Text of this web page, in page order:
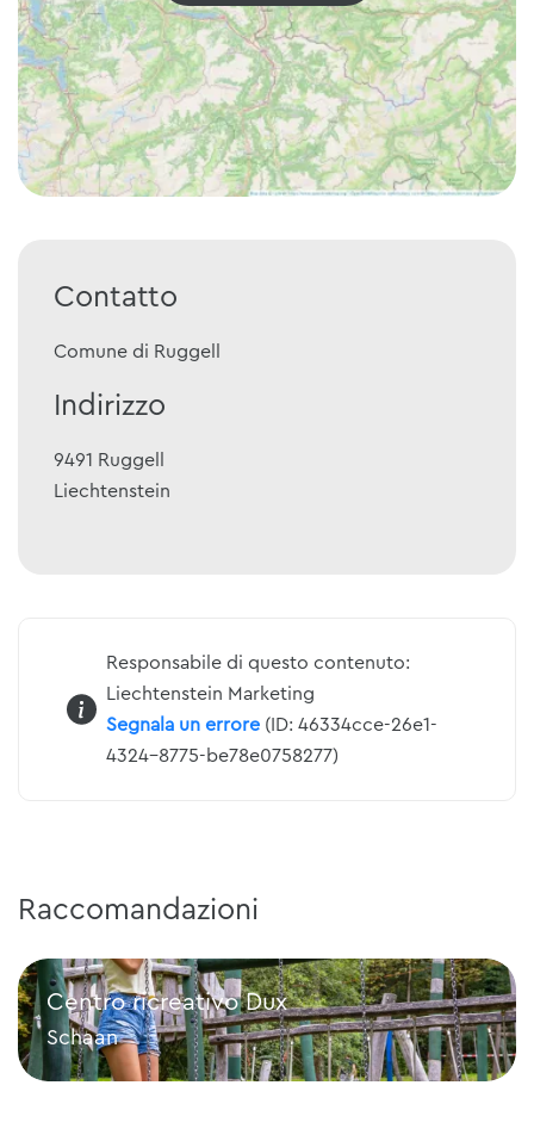
Contatto
Comune di Ruggell
Indirizzo
9491 Ruggell
Liechtenstein
Responsabile di questo contenuto:
Liechtenstein Marketing
Segnala un errore (ID: 46334cce-26e1-
4324-8775-be78e0758277)
Raccomandazioni
Centro ricreativo Dux
Schaan
Centro ricreativo Dux